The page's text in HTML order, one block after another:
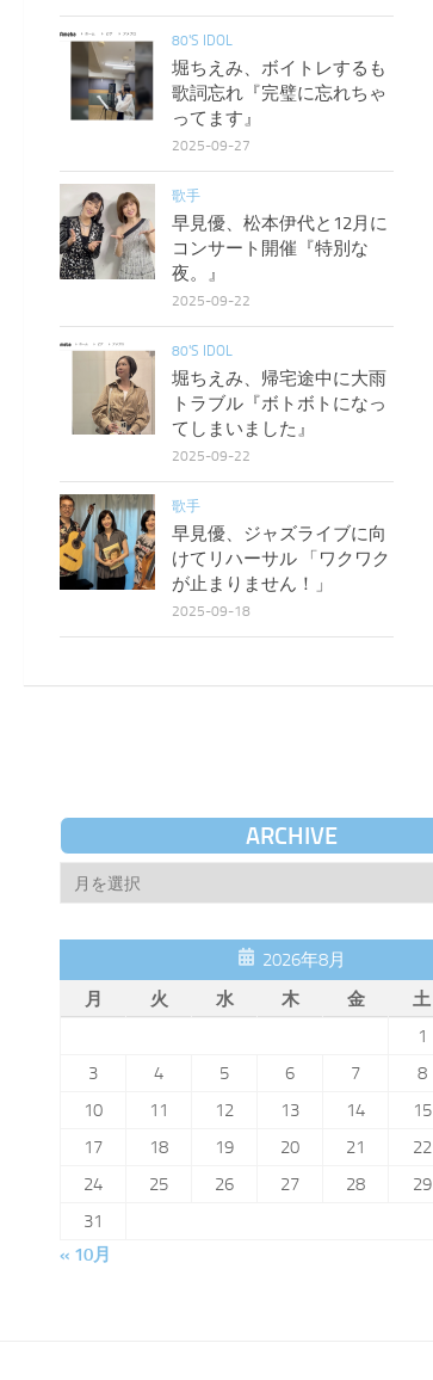
80'S IDOL
堀ちえみ、ボイトレするも
歌詞忘れ『完璧に忘れちゃ
ってます』
2025-09-27
歌手
早見優、松本伊代と12月に
コンサート開催『特別な
夜。』
2025-09-22
80'S IDOL
堀ちえみ、帰宅途中に大雨
トラブル『ボトボトになっ
てしまいました』
2025-09-22
歌手
早見優、ジャズライブに向
けてリハーサル 「ワクワク
が止まりません！」
2025-09-18
ARCHIVE
Archive
2026年8月
月
火 水 木 金 土
1
3
4 5 6 7 8
10
11 12 13 14 15
17
18 19 20 21 22
24
25 26 27 28 29
31
« 10月